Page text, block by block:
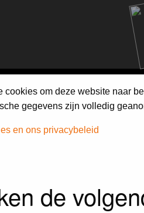
cookies om deze website naar
gegevens zijn volledig
en ons privacybeleid
de